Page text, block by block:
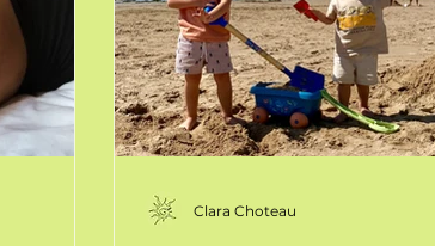
Clara Choteau